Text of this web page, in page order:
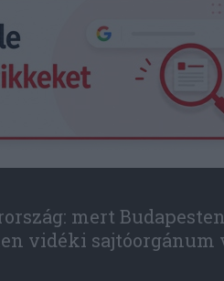
mert
vidéki sajtóorgánum